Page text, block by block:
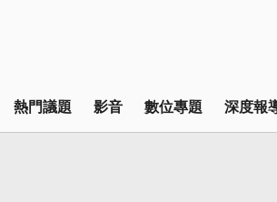
熱門議題 影音 數位專題 深度報